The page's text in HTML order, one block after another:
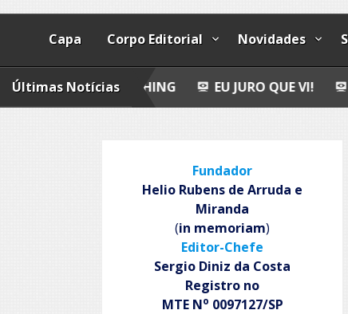
Capa Corpo Editorial Novidades
Últimas Notícias
FISHING EU JURO QUE VI! EPITAFIO
Fundador
Helio Rubens de Arruda e
Miranda
(in memoriam)
Editor-Chefe
Sergio Diniz da Costa
Registro no
MTE No 0097127/SP